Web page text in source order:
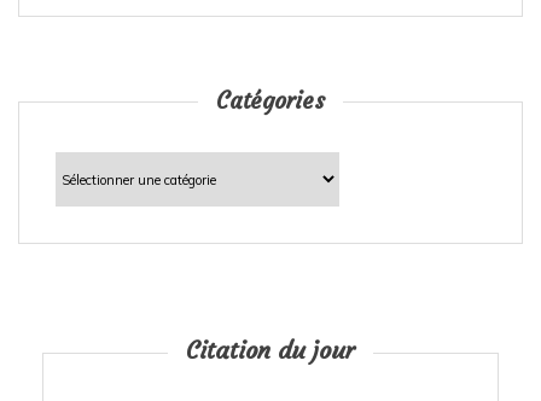
Catégories
Catégories
Citation du jour